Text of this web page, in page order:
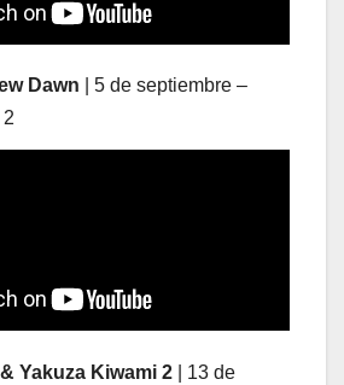
Dawn
| 5 de septiembre –
Yakuza Kiwami 2 | 13 de